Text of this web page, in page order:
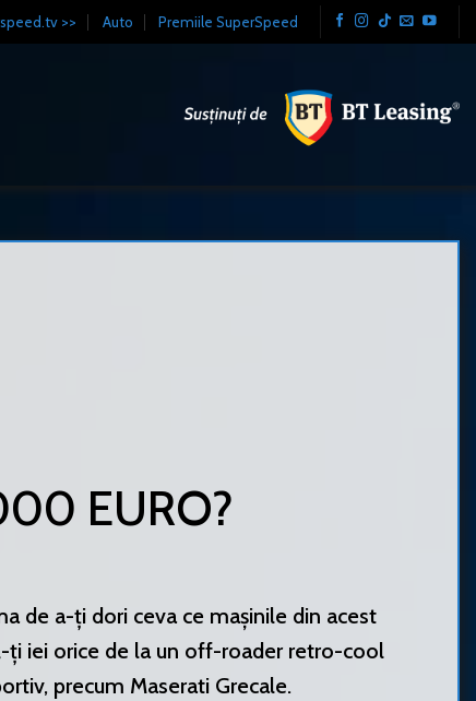
>> Auto Premiile SuperSpeed
EURO?
de a-ți dori ceva ce mașinile din acest
ți iei orice de la un off-roader retro-cool
precum Maserati Grecale.